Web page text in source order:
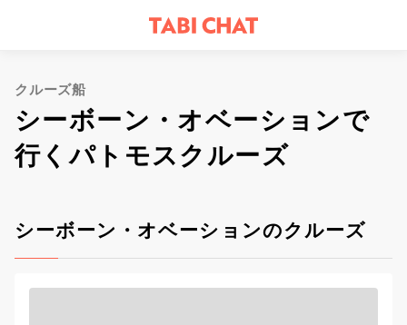
クルーズ船
シーボーン・オベーションで
行くパトモスクルーズ
シーボーン・オベーションのクルーズ